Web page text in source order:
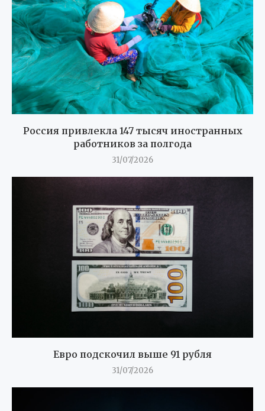
Россия привлекла 147 тысяч иностранных
работников за полгода
31/07/2026
Евро подскочил выше 91 рубля
31/07/2026